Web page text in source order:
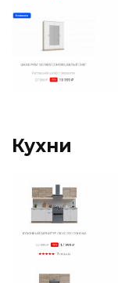
Кухни